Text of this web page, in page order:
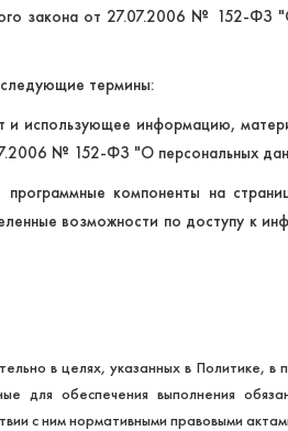
закона от 27.07.2006 № 152-ФЗ
термины:
информацию,
№ 152-ФЗ "О персональных
компоненты на
возможности по доступу к
в целях, указанных в Политике,
для обеспечения выполнения
с ним нормативными правовыми